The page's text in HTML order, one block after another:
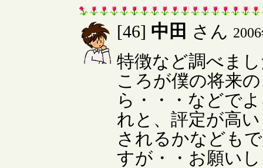
[46] 中田 さん
特徴など調べま
ころが僕の将来
ら・・・などで
れと、評定が高
されるかなども
すが・・お願い